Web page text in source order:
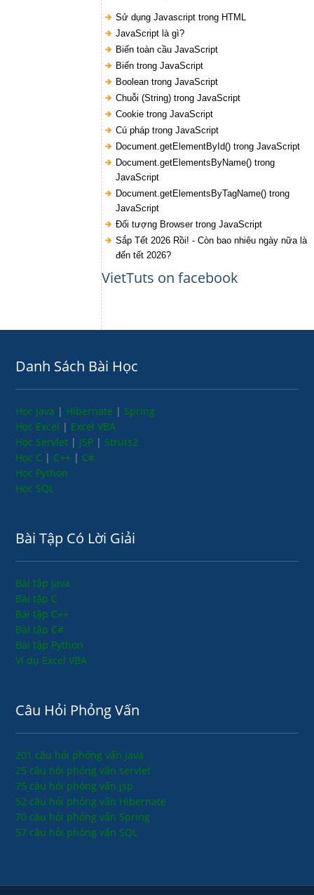
Sử dụng Javascript trong HTML
JavaScript là gì?
Biến toàn cầu JavaScript
Biến trong JavaScript
Boolean trong JavaScript
Chuỗi (String) trong JavaScript
Cookie trong JavaScript
Cú pháp trong JavaScript
Document.getElementById() trong JavaScript
Document.getElementsByName() trong
JavaScript
Document.getElementsByTagName() trong
JavaScript
Đối tượng Browser trong JavaScript
Sắp Tết 2026 Rồi! - Còn bao nhiêu ngày nữa là
đến tết 2026?
VietTuts on facebook
Danh Sách Bài Học
Học Java | Hibernate | Spring
Học Excel | Excel VBA
Học Servlet | JSP | Struts2
Học C | C++ | C#
Học Python
Học SQL
Bài Tập Có Lời Giải
Bài tập Java
Bài tập C
Bài tập C++
Bài tập C#
Bài tập Python
Ví dụ Excel VBA
Câu Hỏi Phỏng Vấn
201 câu hỏi phỏng vấn java
25 câu hỏi phỏng vấn servlet
75 câu hỏi phỏng vấn jsp
52 câu hỏi phỏng vấn Hibernate
70 câu hỏi phỏng vấn Spring
57 câu hỏi phỏng vấn SQL